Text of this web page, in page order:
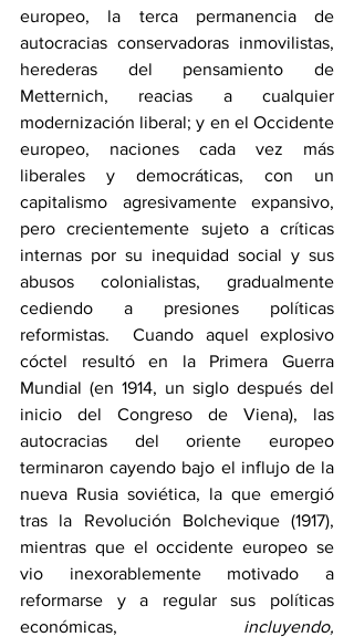
europeo, la terca permanencia de
autocracias conservadoras inmovilistas,
herederas del pensamiento de
Metternich, reacias a cualquier
modernización liberal; y en el Occidente
europeo, naciones cada vez más
liberales y democráticas, con un
capitalismo agresivamente expansivo,
pero crecientemente sujeto a críticas
internas por su inequidad social y sus
abusos colonialistas, gradualmente
cediendo a presiones políticas
reformistas.  Cuando aquel explosivo
cóctel resultó en la Primera Guerra
Mundial (en 1914, un siglo después del
inicio del Congreso de Viena), las
autocracias del oriente europeo
terminaron cayendo bajo el influjo de la
nueva Rusia soviética, la que emergió
tras la Revolución Bolchevique (1917),
mientras que el occidente europeo se
vio inexorablemente motivado a
reformarse y a regular sus políticas
económicas, incluyendo,